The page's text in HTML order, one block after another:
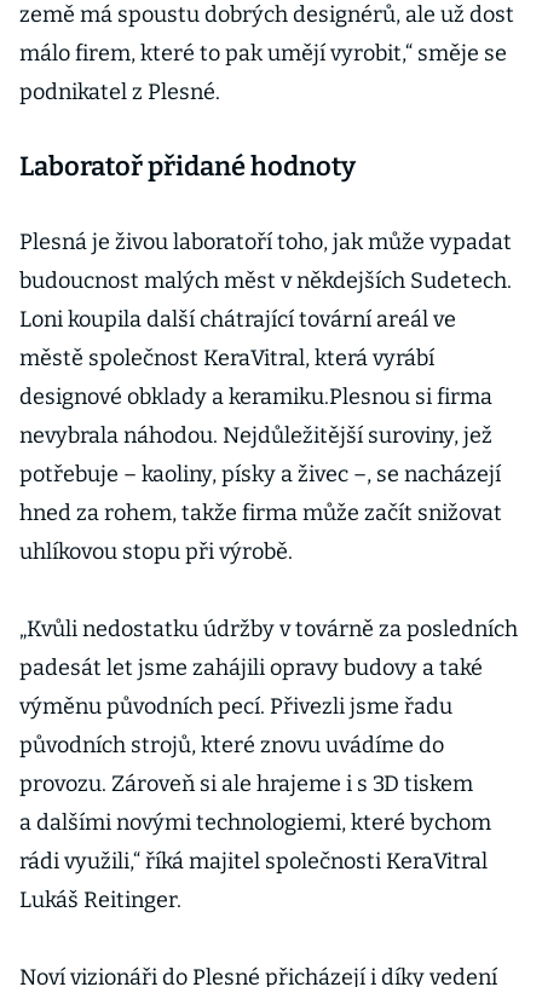
země má spoustu dobrých designérů, ale už dost
málo firem, které to pak umějí vyrobit,“ směje se
podnikatel z Plesné.
Laboratoř přidané hodnoty
Plesná je živou laboratoří toho, jak může vypadat
budoucnost malých měst v někdejších Sudetech.
Loni koupila další chátrající tovární areál ve
městě společnost KeraVitral, která vyrábí
designové obklady a keramiku.Plesnou si firma
nevybrala náhodou. Nejdůležitější suroviny, jež
potřebuje – kaoliny, písky a živec –, se nacházejí
hned za rohem, takže firma může začít snižovat
uhlíkovou stopu při výrobě.
„Kvůli nedostatku údržby v továrně za posledních
padesát let jsme zahájili opravy budovy a také
výměnu původních pecí. Přivezli jsme řadu
původních strojů, které znovu uvádíme do
provozu. Zároveň si ale hrajeme i s 3D tiskem
a dalšími novými technologiemi, které bychom
rádi využili,“ říká majitel společnosti KeraVitral
Lukáš Reitinger.
Noví vizionáři do Plesné přicházejí i díky vedení